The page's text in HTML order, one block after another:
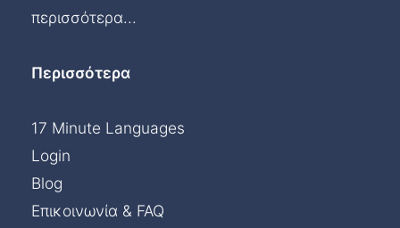
περισσότερα...
Περισσότερα
17 Minute Languages
Login
Blog
Επικοινωνία & FAQ